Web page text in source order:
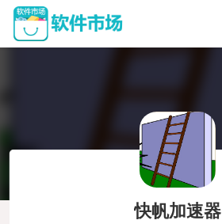
快帆加速器